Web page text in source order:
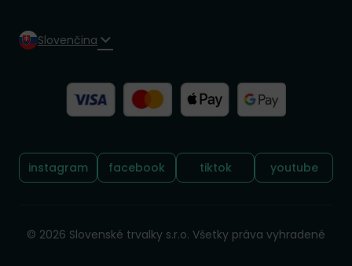
Slovenčina
Sledujte nás:
instagram facebook tiktok youtube
© 2026 Slovenské trvalky s.r.o. Všetky práva vyhradené